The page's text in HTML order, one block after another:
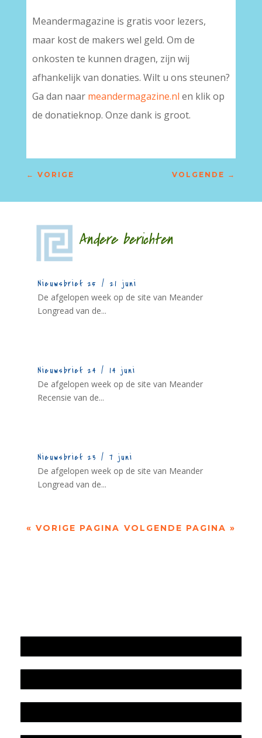
Meandermagazine is gratis voor lezers,
maar kost de makers wel geld. Om de
onkosten te kunnen dragen, zijn wij
afhankelijk van donaties. Wilt u ons steunen?
Ga dan naar meandermagazine.nl en klik op
de donatieknop. Onze dank is groot.
← VORIGE VOLGENDE →
Andere berichten
Nieuwsbrief 25 / 21 juni
De afgelopen week op de site van Meander
Longread van de...
Nieuwsbrief 24 / 14 juni
De afgelopen week op de site van Meander
Recensie van de...
Nieuwsbrief 23 / 7 juni
De afgelopen week op de site van Meander
Longread van de...
« VORIGE PAGINA VOLGENDE PAGINA »